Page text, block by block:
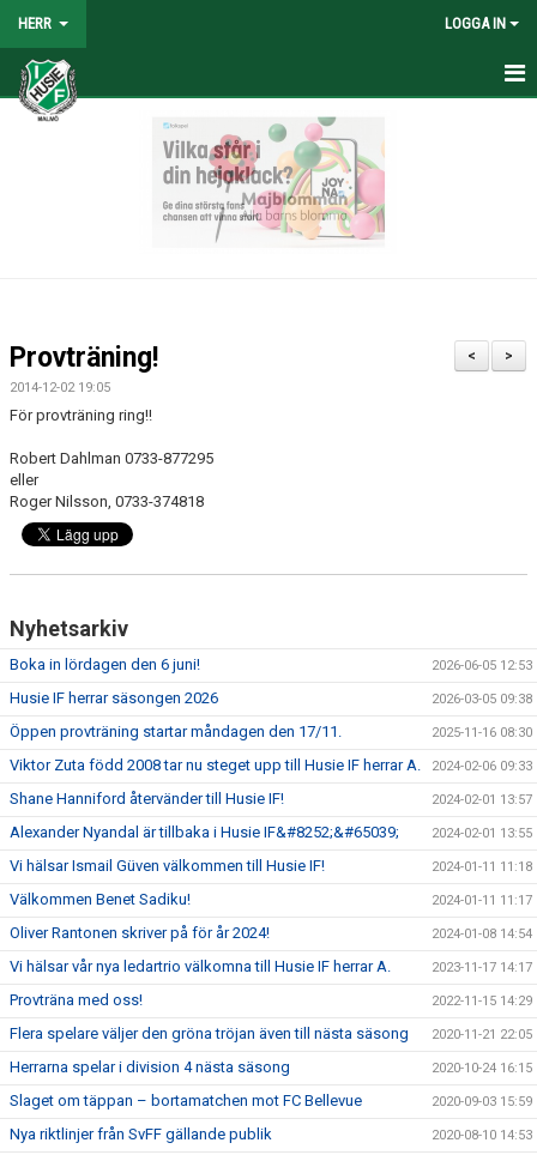
HERR LOGGA IN
HEM
MATCHER
BILDGALLERI
KONTAKT
>
<
Provträning!
2014-12-02 19:05
För provträning ring!!
Robert Dahlman 0733-877295
eller
Roger Nilsson, 0733-374818
Nyhetsarkiv
Boka in lördagen den 6 juni! 2026-06-05 12:53
Husie IF herrar säsongen 2026 2026-03-05 09:38
Öppen provträning startar måndagen den 17/11. 2025-11-16 08:30
Viktor Zuta född 2008 tar nu steget upp till Husie IF herrar A. 2024-02-06 09:33
Shane Hanniford återvänder till Husie IF! 2024-02-01 13:57
Alexander Nyandal är tillbaka i Husie IF&#8252;&#65039; 2024-02-01 13:55
Vi hälsar Ismail Güven välkommen till Husie IF! 2024-01-11 11:18
Välkommen Benet Sadiku! 2024-01-11 11:17
Oliver Rantonen skriver på för år 2024! 2024-01-08 14:54
Vi hälsar vår nya ledartrio välkomna till Husie IF herrar A. 2023-11-17 14:17
Provträna med oss! 2022-11-15 14:29
Flera spelare väljer den gröna tröjan även till nästa säsong 2020-11-21 22:05
Herrarna spelar i division 4 nästa säsong 2020-10-24 16:15
Slaget om täppan – bortamatchen mot FC Bellevue 2020-09-03 15:59
Nya riktlinjer från SvFF gällande publik 2020-08-10 14:53